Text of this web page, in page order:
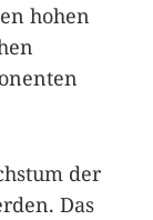
hohen
der
Das